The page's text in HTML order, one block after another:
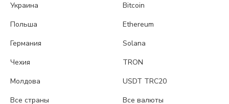
Украина
Польша
Германия
Чехия
Молдова
Все страны
Bitcoin
Ethereum
Solana
TRON
USDT TRC20
Все валюты